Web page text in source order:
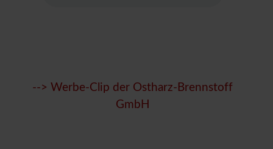
--> Werbe-Clip der Ostharz-Brennstoff
GmbH